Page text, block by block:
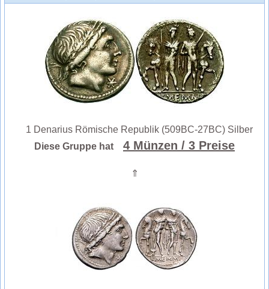
1 Denarius Römische Republik (509BC-27BC) Silber
Diese Gruppe hat
4 Münzen / 3 Preise
⇑